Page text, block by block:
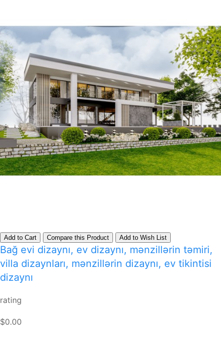
Add to Cart Compare this Product Add to Wish List
Bağ evi dizaynı, ev dizaynı, mənzillərin təmiri,
villa dizaynları, mənzillərin dizaynı, ev tikintisi
dizaynı
rating
$0.00